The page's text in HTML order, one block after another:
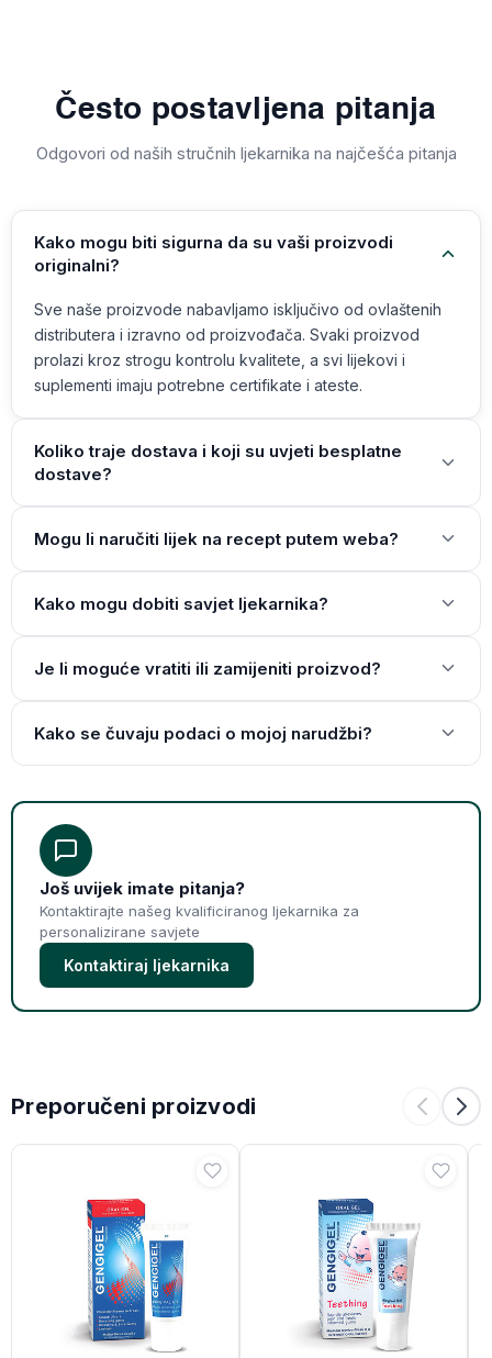
Često postavljena pitanja
Odgovori od naših stručnih ljekarnika na najčešća pitanja
Kako mogu biti sigurna da su vaši proizvodi
originalni?
Sve naše proizvode nabavljamo isključivo od ovlaštenih
distributera i izravno od proizvođača. Svaki proizvod
prolazi kroz strogu kontrolu kvalitete, a svi lijekovi i
suplementi imaju potrebne certifikate i ateste.
Koliko traje dostava i koji su uvjeti besplatne
dostave?
Mogu li naručiti lijek na recept putem weba?
Kako mogu dobiti savjet ljekarnika?
Je li moguće vratiti ili zamijeniti proizvod?
Kako se čuvaju podaci o mojoj narudžbi?
Još uvijek imate pitanja?
Kontaktirajte našeg kvalificiranog ljekarnika za
personalizirane savjete
Kontaktiraj ljekarnika
Preporučeni proizvodi